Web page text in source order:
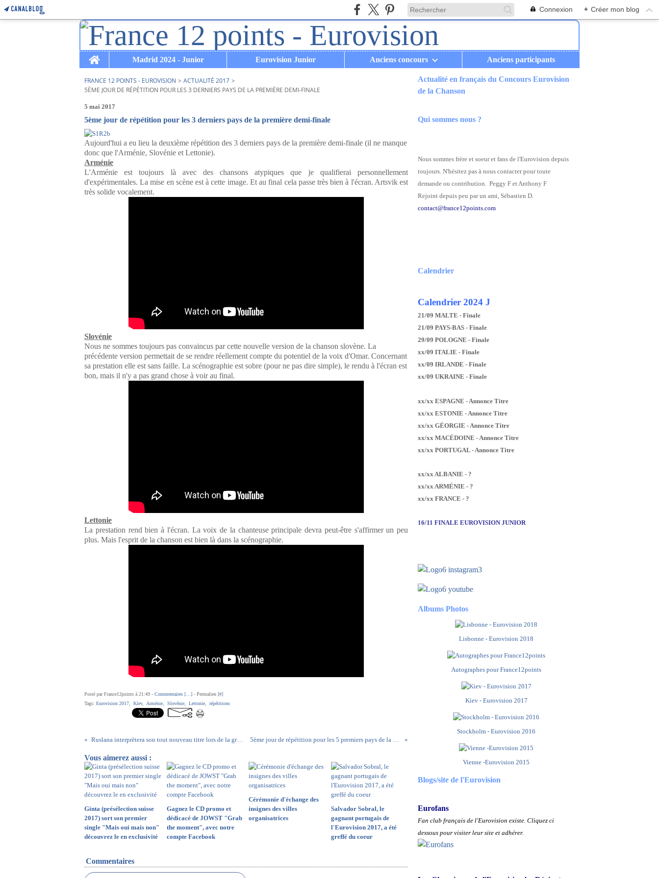
Connexion + Créer mon blog
Home
Madrid 2024 - Junior Eurovision Junior Anciens concours Anciens participants
FRANCE 12 POINTS - EUROVISION > ACTUALITÉ 2017 >
5ÈME JOUR DE RÉPÉTITION POUR LES 3 DERNIERS PAYS DE LA PREMIÈRE DEMI-FINALE
5 mai 2017
5ème jour de répétition pour les 3 derniers pays de la première demi-finale
Aujourd'hui a eu lieu la deuxième répétition des 3 derniers pays de la première demi-finale (il ne manque
donc que l'Arménie, Slovénie et Lettonie).
Arménie
L'Arménie est toujours là avec des chansons atypiques que je qualifierai personnellement
d'expérimentales. La mise en scène est à cette image. Et au final cela passe très bien à l'écran. Artsvik est
très solide vocalement.
Slovénie
Nous ne sommes toujours pas convaincus par cette nouvelle version de la chanson slovène. La
précédente version permettait de se rendre réellement compte du potentiel de la voix d'Omar. Concernant
sa prestation elle est sans faille. La scénographie est sobre (pour ne pas dire simple), le rendu à l'écran est
bon, mais il n'y a pas grand chose à voir au final.
Lettonie
La prestation rend bien à l'écran. La voix de la chanteuse principale devra peut-être s'affirmer un peu
plus. Mais l'esprit de la chanson est bien là dans la scénographie.
Posté par France12points à 21:49 - Commentaires [ ] - Permalien [#]
Tags: Eurovision 2017 Kiev, Arménie Slovénie Lettonie répétitions
Ruslana interprètera son tout nouveau titre lors de la grande finale du 13 mai 5ème jour de répétition pour les 5 premiers pays de la deuxième demi-finale
Vous aimerez aussi :
Ginta (présélection suisse
2017) sort son premier
single "Mais oui mais non"
découvrez le en exclusivité
Gagnez le CD promo et
dédicacé de JOWST "Grab
the moment", avec notre
compte Facebook
Cérémonie d'échange des
insignes des villes
organisatrices
Salvador Sobral, le
gagnant portugais de
l'Eurovision 2017, a été
greffé du coeur
Commentaires
Actualité en français du Concours Eurovision
de la Chanson
Qui sommes nous ?
Nous sommes frère et soeur et fans de l'Eurovision depuis
toujours. N'hésitez pas à nous contacter pour toute
demande ou contribution. Peggy F et Anthony F
Rejoint depuis peu par un ami, Sébastien D.
contact@france12points.com
Calendrier
Calendrier 2024 J
21/09 MALTE - Finale
21/09 PAYS-BAS - Finale
29/09 POLOGNE - Finale
xx/09 ITALIE - Finale
xx/09 IRLANDE - Finale
xx/09 UKRAINE - Finale
xx/xx ESPAGNE - Annonce Titre
xx/xx ESTONIE - Annonce Titre
xx/xx GÉORGIE - Annonce Titre
xx/xx MACÉDOINE - Annonce Titre
xx/xx PORTUGAL - Annonce Titre
xx/xx ALBANIE - ?
xx/xx ARMÉNIE - ?
xx/xx FRANCE - ?
16/11 FINALE EUROVISION JUNIOR
Albums Photos
Lisbonne - Eurovision 2018
Autographes pour France12points
Kiev - Eurovision 2017
Stockholm - Eurovision 2016
Vienne -Eurovision 2015
Blogs/site de l'Eurovision
Eurofans
Fan club français de l'Eurovision existe. Cliquez ci
dessous pour visiter leur site et adhérer.